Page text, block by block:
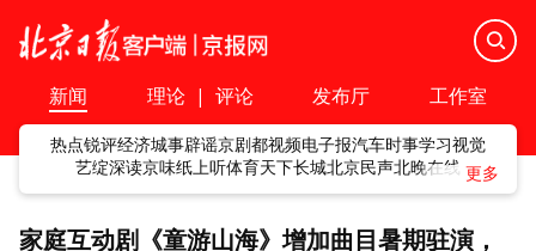
新闻 理论 | 评论 发布厅 工作室
热点锐评经济城事辟谣京剧都视频电子报汽车时事学习视觉
艺绽深读京味纸上听体育天下长城北京民声北晚在线
家庭互动剧《童游山海》增加曲目暑期驻演，